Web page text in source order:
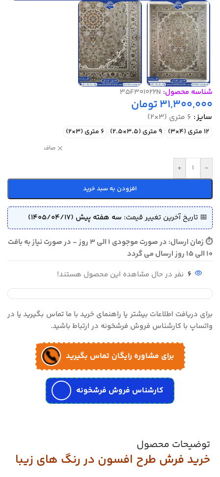
شناسه محصول: 35F301022N
31,300,000تومان
سایز 6 متری (3×2)
12 متری (4×3) 9 متری (3.5×2.5) 6 متری (3×2)
صاف
-
+
افزودن به سبد خرید
📅 تاریخ آخرین تغییر قیمت: سه هفته پیش (1405/04/17)
⏱ زمان ارسال: در صورت موجودی 1 الی 3 روز - در صورت نیاز به بافت
10 الی 15 روز ارسال می گردد
6 نفر در حال مشاهده این محصول هستند!
برای دریافت اطلاعات بیشتر یا راهنمای خرید با ما تماس بگیرید یا در
واتساپ با کارشناس فروش فرشخونه در ارتباط باشید.
برای مشاوره رایگان تماس بگیرید
کارشناس فروش فرشخونه
توضیحات محصول
خرید فرش طرح افسون در رنگ های زیبا